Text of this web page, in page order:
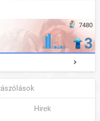
7480
3
Hirek